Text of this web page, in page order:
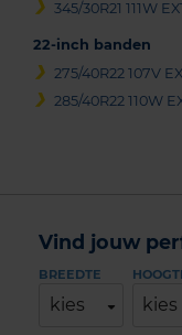
345/30R21 111W
22-inch banden
275/40R22 107V
285/40R22 110W
Vind jouw
BREEDTE
kies kies